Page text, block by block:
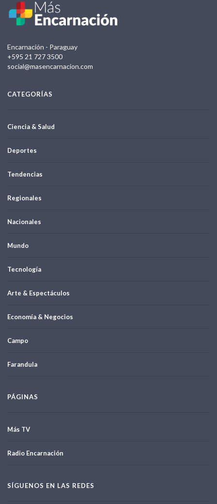
Encarnación - Paraguay
+595 21 727 3500
social@masencarnacion.com
CATEGORÍAS
Ciencia & Salud
Deportes
Tendencias
Regionales
Nacionales
Mundo
Tecnología
Arte & Espectáculos
Economía & Negocios
Campo
Farandula
PÁGINAS
Más TV
Radio Encarnación
SÍGUENOS EN LAS REDES